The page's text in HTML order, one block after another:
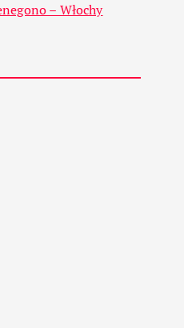
– Włochy